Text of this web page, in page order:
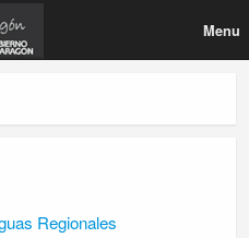
Menu
Regionales